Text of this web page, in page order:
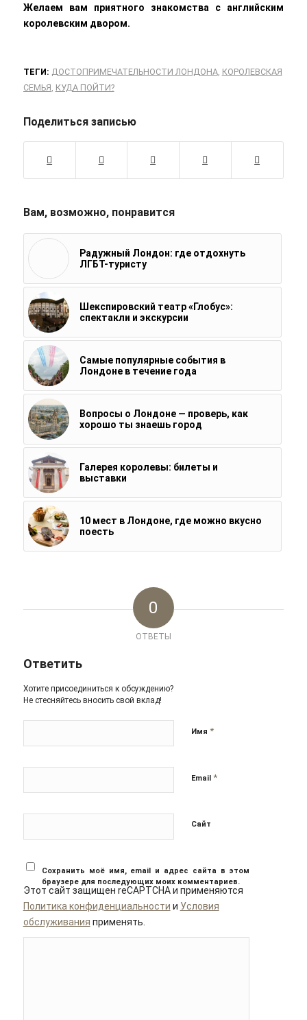
Желаем вам приятного знакомства с английским
королевским двором.
ТЕГИ: ДОСТОПРИМЕЧАТЕЛЬНОСТИ ЛОНДОНА, КОРОЛЕВСКАЯ
СЕМЬЯ КУДА ПОЙТИ?
Поделиться записью
Вам, возможно, понравится
Радужный Лондон: где отдохнуть
ЛГБТ-туристу
Шекспировский театр «Глобус»:
спектакли и экскурсии
Самые популярные события в
Лондоне в течение года
Вопросы о Лондоне — проверь, как
хорошо ты знаешь город
Галерея королевы: билеты и
выставки
10 мест в Лондоне, где можно вкусно
поесть
0
ОТВЕТЫ
Ответить
Хотите присоединиться к обсуждению?
Не стесняйтесь вносить свой вклад!
Имя *
Email *
Сайт
Сохранить моё имя, email и адрес сайта в этом
браузере для последующих моих комментариев.
Этот сайт защищен reCAPTCHA и применяются
Политика конфиденциальности и Условия
обслуживания применять.